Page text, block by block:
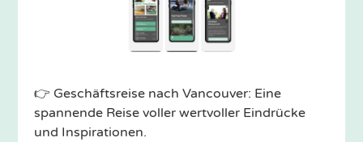
👉 Geschäftsreise nach Vancouver: Eine
spannende Reise voller wertvoller Eindrücke
und Inspirationen.